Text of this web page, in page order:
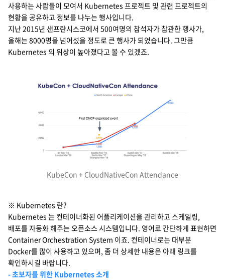
회사소개
투자정보
지속가능경영
지원
고객 지원
파트너 지원
사용하는 사람들이 모여서 Kubernetes 프로젝트 및 관련 프로젝트의
현황을 공유하고 정보를 나누는 행사입니다.
지난 2015년 샌프란시스코에서 500여명의 참석자가 참관한 행사가,
올해는 8000명을 넘어섰을 정도로 큰 행사가 되었습니다. 그만큼
Kubernetes 의 위상이 높아졌다고 볼 수 있겠죠.
KubeCon + CloudNativeCon Attendance
※ Kubernetes 란?
Kubernetes 는 컨테이너화된 어플리케이션을 관리하고 스케일링,
배포를 자동화 해주는 오픈소스 시스템입니다. 영어로 간단하게 표현하면
Container Orchestration System 이죠. 컨테이너로는 대부분
Docker를 많이 사용하고 있으며, 좀 더 상세한 내용은 아래 링크를
확인하시길 바랍니다.
- 초보자를 위한 Kubernetes 소개